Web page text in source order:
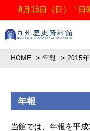
8月16日（日）「日
HOME 年報 2015年
年報
当館では、年報を平